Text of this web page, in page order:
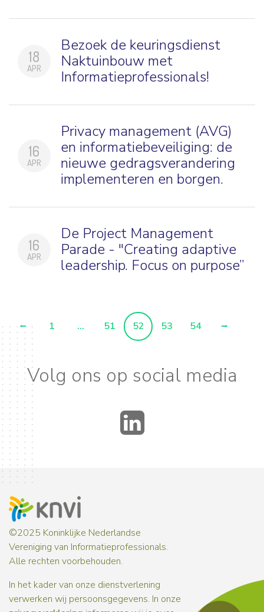
18
APR
Bezoek de keuringsdienst
Naktuinbouw met
Informatieprofessionals!
16
APR
Privacy management (AVG)
en informatiebeveiliging: de
nieuwe gedragsverandering
implementeren en borgen.
16
APR
De Project Management
Parade - "Creating adaptive
leadership. Focus on purpose”
1 ... 51 52 53 54
Volg ons op social media
©2025 Koninklijke Nederlandse
Vereniging van Informatieprofessionals.
Alle rechten voorbehouden.
In het kader van onze dienstverlening
verwerken wij persoonsgegevens. In onze